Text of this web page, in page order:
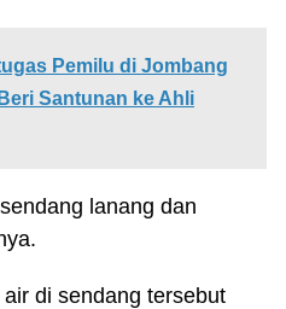
Pemilu di Jombang
Santunan ke Ahli
lanang dan
di sendang tersebut